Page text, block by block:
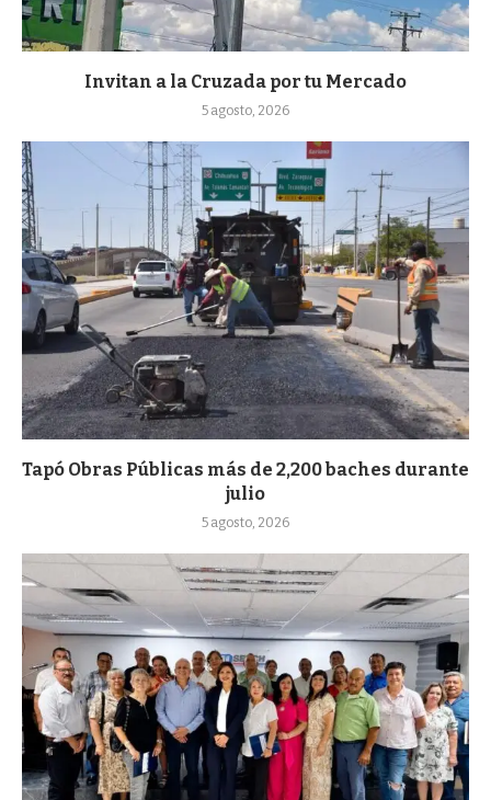
Invitan a la Cruzada por tu Mercado
5 agosto, 2026
Tapó Obras Públicas más de 2,200 baches durante
julio
5 agosto, 2026